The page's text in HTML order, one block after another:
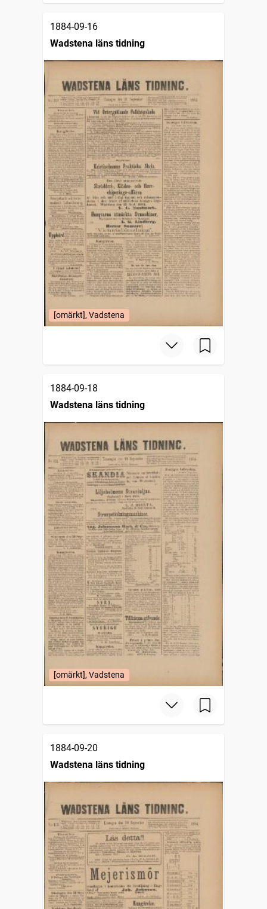
1884-09-16
Wadstena läns tidning
[omärkt], Vadstena
1884-09-18
Wadstena läns tidning
[omärkt], Vadstena
1884-09-20
Wadstena läns tidning